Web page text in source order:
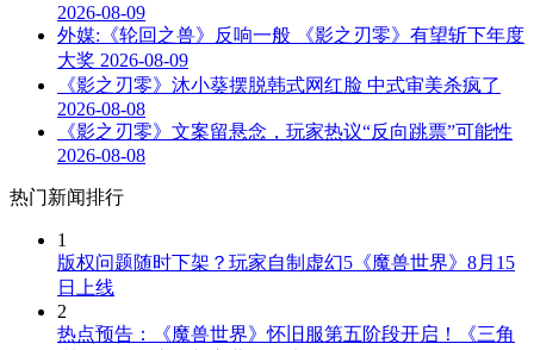
2026-08-09
外媒:《轮回之兽》反响一般 《影之刃零》有望斩下年度
大奖 2026-08-09
《影之刃零》沐小葵摆脱韩式网红脸 中式审美杀疯了
2026-08-08
《影之刃零》文案留悬念，玩家热议“反向跳票”可能性
2026-08-08
热门新闻排行
1
版权问题随时下架？玩家自制虚幻5《魔兽世界》8月15
日上线
2
热点预告：《魔兽世界》怀旧服第五阶段开启！《三角